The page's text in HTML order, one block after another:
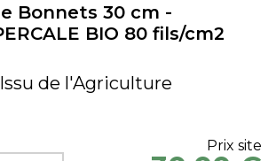
Bonnets 30 cm -
BIO 80 fils/cm2
de l'Agriculture
Prix site